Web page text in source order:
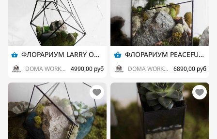
ФЛОРАРИУМ LARRY ON THE GALLOWS
DOMA WORKSHOP 4990,00 руб
ФЛОРАРИУМ PEACEFUL WAY BIG
DOMA WORKSHOP 6890,00 руб